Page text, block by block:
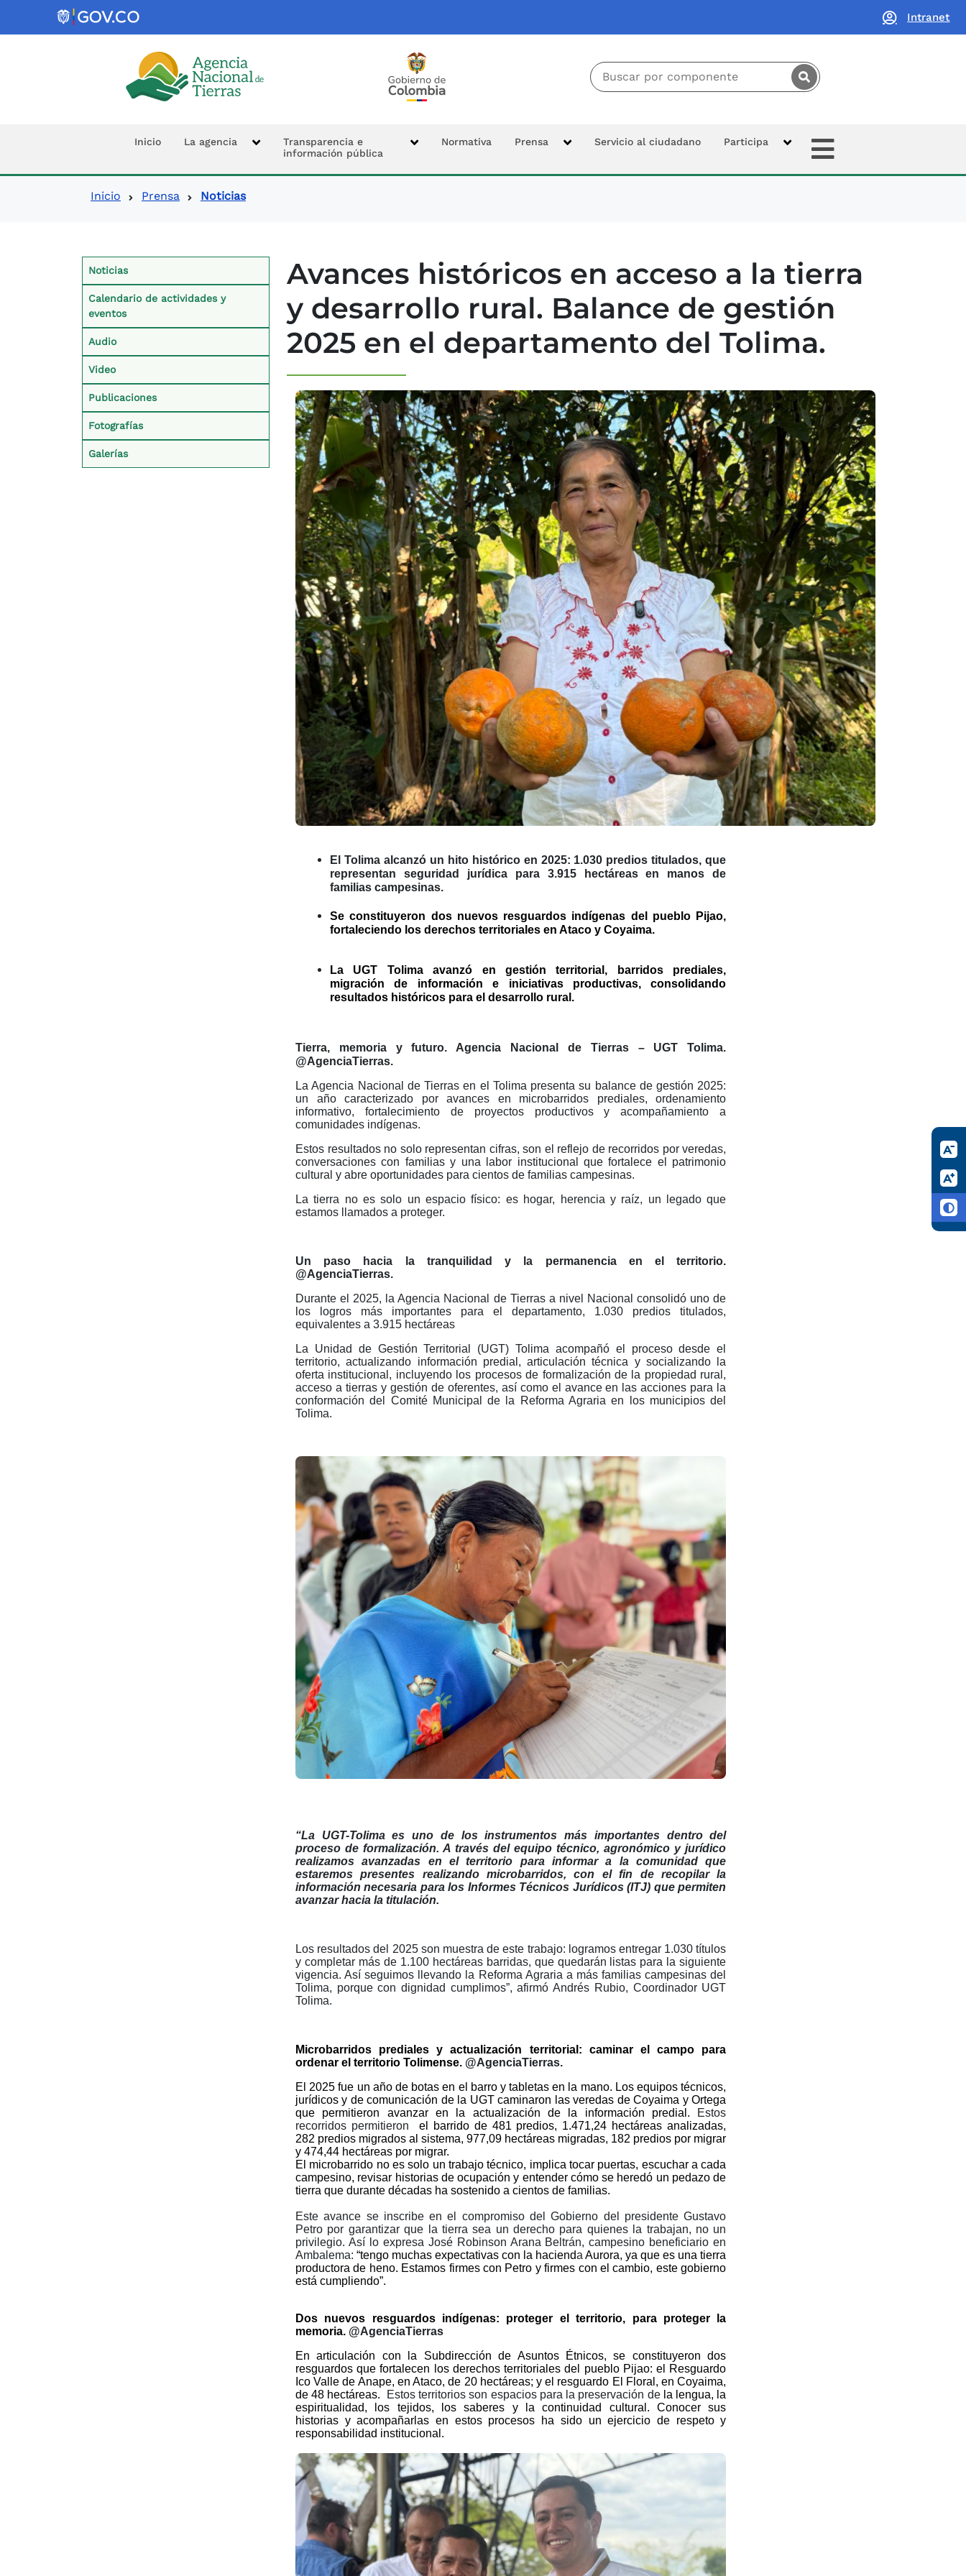
Intranet
Logo de la Agencia Nacional de Tierras
Buscador principal:
Navegación principal
Inicio La agencia
Transparencia e
información pública
Normativa Prensa Servicio al ciudadano Participa Extras
Ruta de navegación
Inicio Prensa Noticias
Contexto Prensa
Noticias
Calendario de actividades y
eventos
Audio
Video
Publicaciones
Fotografías
Galerías
Avances históricos en acceso a la tierra
y desarrollo rural. Balance de gestión
2025 en el departamento del Tolima.
Imagen
El Tolima alcanzó un hito histórico en 2025: 1.030 predios titulados, que
representan seguridad jurídica para 3.915 hectáreas en manos de
familias campesinas.
Se constituyeron dos nuevos resguardos indígenas del pueblo Pijao,
fortaleciendo los derechos territoriales en Ataco y Coyaima.
La UGT Tolima avanzó en gestión territorial, barridos prediales,
migración de información e iniciativas productivas, consolidando
resultados históricos para el desarrollo rural.
Tierra, memoria y futuro. Agencia Nacional de Tierras – UGT Tolima.
@AgenciaTierras.
La Agencia Nacional de Tierras en el Tolima presenta su balance de gestión 2025:
un año caracterizado por avances en microbarridos prediales, ordenamiento
informativo, fortalecimiento de proyectos productivos y acompañamiento a
comunidades indígenas.
Estos resultados no solo representan cifras, son el reflejo de recorridos por veredas,
conversaciones con familias y una labor institucional que fortalece el patrimonio
cultural y abre oportunidades para cientos de familias campesinas.
La tierra no es solo un espacio físico: es hogar, herencia y raíz, un legado que
estamos llamados a proteger.
Un paso hacia la tranquilidad y la permanencia en el territorio.
@AgenciaTierras.
Durante el 2025, la Agencia Nacional de Tierras a nivel Nacional consolidó uno de
los logros más importantes para el departamento, 1.030 predios titulados,
equivalentes a 3.915 hectáreas
La Unidad de Gestión Territorial (UGT) Tolima acompañó el proceso desde el
territorio, actualizando información predial, articulación técnica y socializando la
oferta institucional, incluyendo los procesos de formalización de la propiedad rural,
acceso a tierras y gestión de oferentes, así como el avance en las acciones para la
conformación del Comité Municipal de la Reforma Agraria en los municipios del
Tolima.
“La UGT-Tolima es uno de los instrumentos más importantes dentro del
proceso de formalización. A través del equipo técnico, agronómico y jurídico
realizamos avanzadas en el territorio para informar a la comunidad que
estaremos presentes realizando microbarridos, con el fin de recopilar la
información necesaria para los Informes Técnicos Jurídicos (ITJ) que permiten
avanzar hacia la titulación.
Los resultados del 2025 son muestra de este trabajo: logramos entregar 1.030 títulos
y completar más de 1.100 hectáreas barridas, que quedarán listas para la siguiente
vigencia. Así seguimos llevando la Reforma Agraria a más familias campesinas del
Tolima, porque con dignidad cumplimos”, afirmó Andrés Rubio, Coordinador UGT
Tolima.
Microbarridos prediales y actualización territorial: caminar el campo para
ordenar el territorio Tolimense. @AgenciaTierras.
El 2025 fue un año de botas en el barro y tabletas en la mano. Los equipos técnicos,
jurídicos y de comunicación de la UGT caminaron las veredas de Coyaima y Ortega
que permitieron avanzar en la actualización de la información predial.
Estos
recorridos permitieron
el barrido de 481 predios, 1.471,24 hectáreas analizadas,
282 predios migrados al sistema, 977,09 hectáreas migradas, 182 predios por migrar
y 474,44 hectáreas por migrar.
El microbarrido no es solo un trabajo técnico, implica tocar puertas, escuchar a cada
campesino, revisar historias de ocupación y entender cómo se heredó un pedazo de
tierra que durante décadas ha sostenido a cientos de familias.
Este avance se inscribe en el compromiso del Gobierno del presidente Gustavo
Petro por garantizar que la tierra sea un derecho para quienes la trabajan, no un
privilegio. Así lo expresa José Robinson Arana Beltrán, campesino beneficiario en
Ambalema:“tengo muchas expectativas con la hacienda Aurora, ya que es una tierra
productora de heno. Estamos firmes con Petro y firmes con el cambio, este gobierno
está cumpliendo”.
Dos nuevos resguardos indígenas: proteger el territorio, para proteger la
memoria. @AgenciaTierras
En articulación con la Subdirección de Asuntos Étnicos, se constituyeron dos
resguardos que fortalecen los derechos territoriales del pueblo Pijao: el Resguardo
Ico Valle de Anape, en Ataco, de 20 hectáreas; y el resguardo El Floral, en Coyaima,
de 48 hectáreas.
Estos territorios son espacios para la preservación de la lengua, la
espiritualidad, los tejidos, los saberes y la continuidad cultural.
Conocer sus
historias y acompañarlas en estos procesos ha sido un ejercicio de respeto y
responsabilidad institucional.